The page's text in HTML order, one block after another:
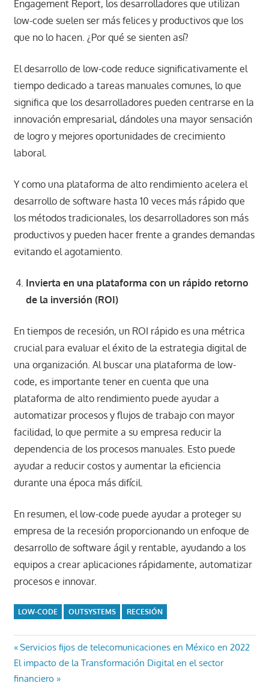
Engagement Report, los desarrolladores que utilizan
low-code suelen ser más felices y productivos que los
que no lo hacen. ¿Por qué se sienten así?
El desarrollo de low-code reduce significativamente el
tiempo dedicado a tareas manuales comunes, lo que
significa que los desarrolladores pueden centrarse en la
innovación empresarial, dándoles una mayor sensación
de logro y mejores oportunidades de crecimiento
laboral.
Y como una plataforma de alto rendimiento acelera el
desarrollo de software hasta 10 veces más rápido que
los métodos tradicionales, los desarrolladores son más
productivos y pueden hacer frente a grandes demandas
evitando el agotamiento.
Invierta en una plataforma con un rápido retorno
de la inversión (ROI)
En tiempos de recesión, un ROI rápido es una métrica
crucial para evaluar el éxito de la estrategia digital de
una organización. Al buscar una plataforma de low-
code, es importante tener en cuenta que una
plataforma de alto rendimiento puede ayudar a
automatizar procesos y flujos de trabajo con mayor
facilidad, lo que permite a su empresa reducir la
dependencia de los procesos manuales. Esto puede
ayudar a reducir costos y aumentar la eficiencia
durante una época más difícil.
En resumen, el low-code puede ayudar a proteger su
empresa de la recesión proporcionando un enfoque de
desarrollo de software ágil y rentable, ayudando a los
equipos a crear aplicaciones rápidamente, automatizar
procesos e innovar.
LOW-CODE OUTSYSTEMS RECESIÓN
Navegación
de
Entrada
anterior:
Servicios fijos de telecomunicaciones en México en 2022
Entrada
siguiente:
El impacto de la Transformación Digital en el sector
financiero